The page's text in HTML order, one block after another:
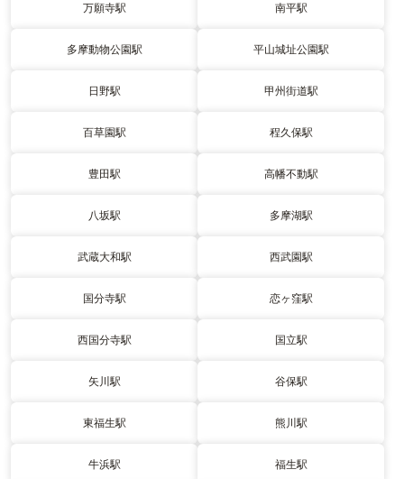
万願寺駅 南平駅
多摩動物公園駅 平山城址公園駅
日野駅 甲州街道駅
百草園駅 程久保駅
豊田駅 高幡不動駅
八坂駅 多摩湖駅
武蔵大和駅 西武園駅
国分寺駅 恋ヶ窪駅
西国分寺駅 国立駅
矢川駅 谷保駅
東福生駅 熊川駅
牛浜駅 福生駅